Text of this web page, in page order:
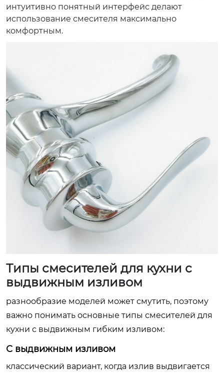
интуитивно понятный интерфейс делают
использование смесителя максимально
комфортным.
Типы смесителей для кухни с
выдвижным изливом
разнообразие моделей может смутить, поэтому
важно понимать основные типы смесителей для
кухни с выдвижным гибким изливом:
С выдвижным изливом
классический вариант, когда излив выдвигается